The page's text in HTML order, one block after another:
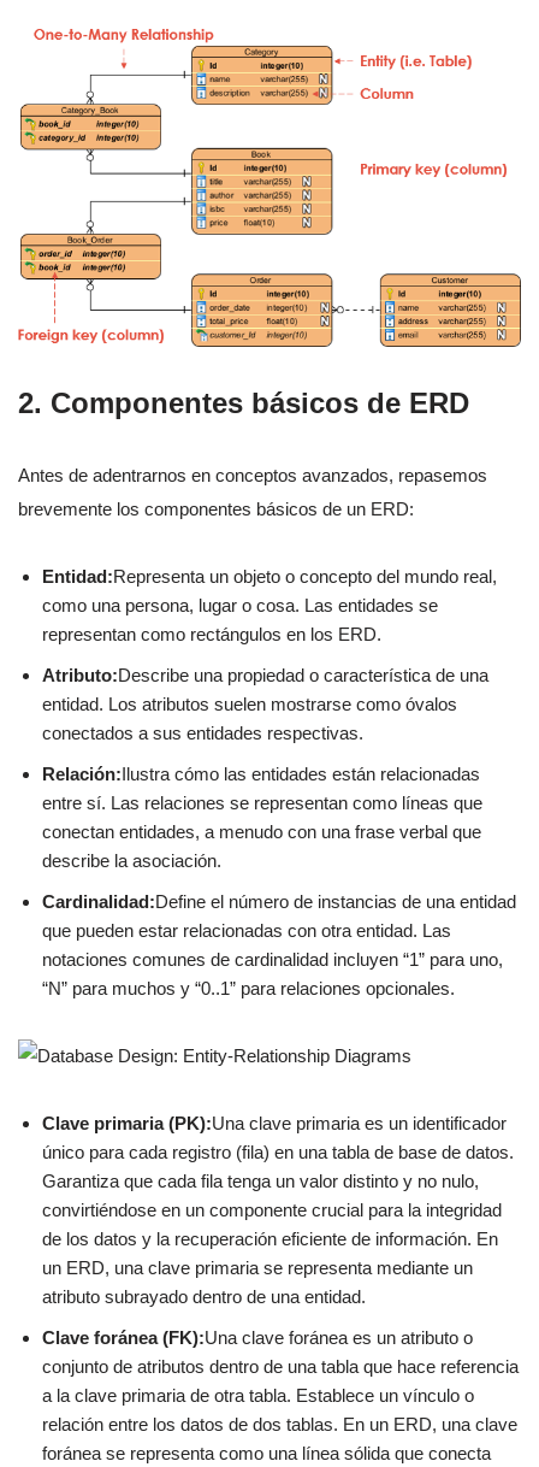
2. Componentes básicos de ERD
Antes de adentrarnos en conceptos avanzados, repasemos
brevemente los componentes básicos de un ERD:
Entidad:Representa un objeto o concepto del mundo real,
como una persona, lugar o cosa. Las entidades se
representan como rectángulos en los ERD.
Atributo:Describe una propiedad o característica de una
entidad. Los atributos suelen mostrarse como óvalos
conectados a sus entidades respectivas.
Relación:Ilustra cómo las entidades están relacionadas
entre sí. Las relaciones se representan como líneas que
conectan entidades, a menudo con una frase verbal que
describe la asociación.
Cardinalidad:Define el número de instancias de una entidad
que pueden estar relacionadas con otra entidad. Las
notaciones comunes de cardinalidad incluyen “1” para uno,
“N” para muchos y “0..1” para relaciones opcionales.
Clave primaria (PK):Una clave primaria es un identificador
único para cada registro (fila) en una tabla de base de datos.
Garantiza que cada fila tenga un valor distinto y no nulo,
convirtiéndose en un componente crucial para la integridad
de los datos y la recuperación eficiente de información. En
un ERD, una clave primaria se representa mediante un
atributo subrayado dentro de una entidad.
Clave foránea (FK):Una clave foránea es un atributo o
conjunto de atributos dentro de una tabla que hace referencia
a la clave primaria de otra tabla. Establece un vínculo o
relación entre los datos de dos tablas. En un ERD, una clave
foránea se representa como una línea sólida que conecta